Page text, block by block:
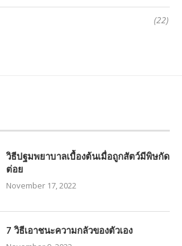
(22)
วิธีปฐมพยาบาลเบื้องต้นเมื่อถูกสัตว์มีพิษกัด
ต่อย
November 17, 2022
7 วิธีเอาชนะความกลัวของตัวเอง